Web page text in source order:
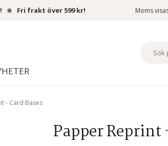
❀ Fri frakt över 599 kr! Moms
- Card Bases
Papper Reprint